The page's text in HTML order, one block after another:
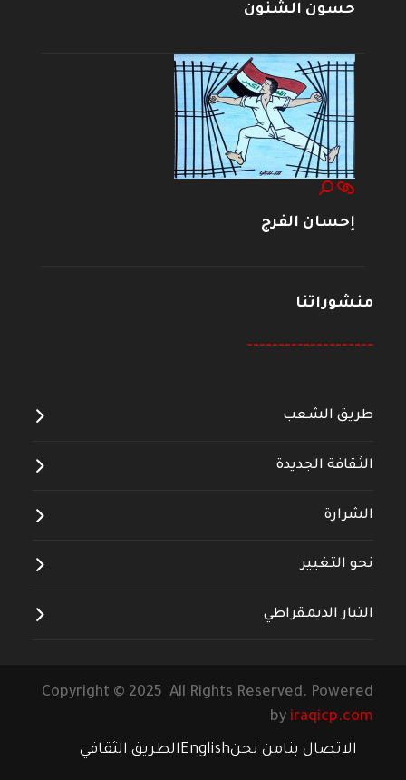
حسون الشنون
إحسان الفرج
منشوراتنا
--------------------
طريق الشعب
الثقافة الجديدة
الشرارة
نحو التغيير
التيار الديمقراطي
Copyright © 2025 All Rights Reserved. Powered
by iraqicp.com
الاتصال بنامن نحنEnglishالطريق الثقافي